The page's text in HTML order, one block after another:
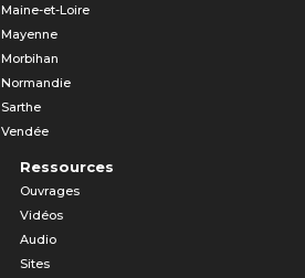
Maine-et-Loire
Mayenne
Morbihan
Normandie
Sarthe
Vendée
Ressources
Ouvrages
Vidéos
Audio
Sites